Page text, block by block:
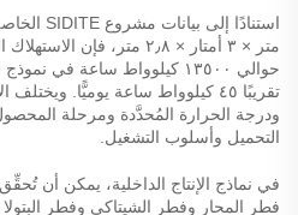
متر × ٣ أمتار × ٢٫٨ متر، فإن
حوالي ١٣٥٠٠ كيلوواط ساعة في
تقريبًا ٤٥ كيلوواط ساعة يوميًّا.
ودرجة الحرارة المُحدَّدة ومرحلة
التحميل وأسلوب التشغيل.
في نماذج الإنتاج الداخلية، يمكن أن
فطر المحار وفطر الشيتاكي وفطر